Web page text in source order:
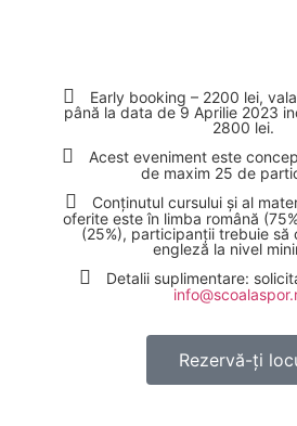
Early booking – 2200 lei,
până la data de 9 Aprilie 2023
2800 lei.
Acest eveniment este
de maxim 25 de
Conținutul cursului și al
oferite este în limba română
(25%), participanții trebuie să
engleză la nivel
Detalii suplimentare:
Rezervă-ți